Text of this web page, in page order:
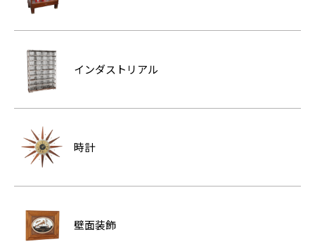
インダストリアル
時計
壁面装飾